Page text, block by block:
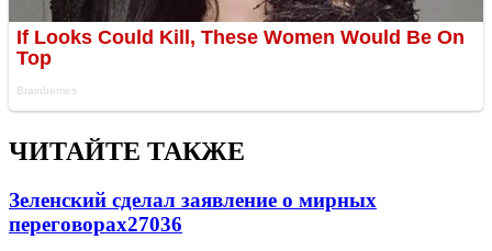
ЧИТАЙТЕ ТАКЖЕ
Зеленский сделал заявление о мирных
переговорах27036